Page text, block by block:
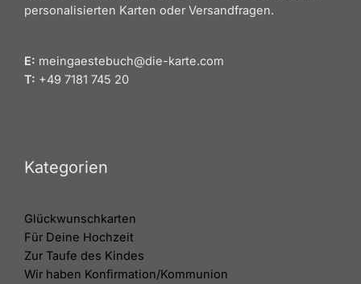
personalisierten Karten oder Versandfragen.
E: meingaestebuch@die-karte.com
T: +49 7181 745 20
Kategorien
Glückwunschkarten
Für Deine Hochzeit
Zur Taufe des Kindes
Wir haben Konfirmation/Kommunion